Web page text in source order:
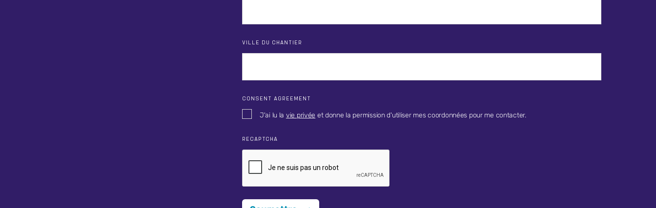
VILLE DU CHANTIER
CONSENT AGREEMENT
J'ai lu la vie privée et donne la permission d'utiliser mes coordonnées pour me contacter.
RECAPTCHA